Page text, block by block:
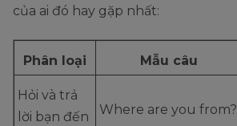
của ai đó hay gặp nhất:
Phân loại Mẫu câu
Hỏi và trả
lời bạn đến
Where are you from?